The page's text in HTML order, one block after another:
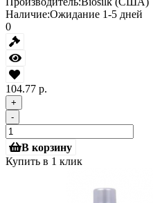
Наличие:Ожидание 1-5 дней
0
104.77 р.
+
-
В корзину
Купить в 1 клик